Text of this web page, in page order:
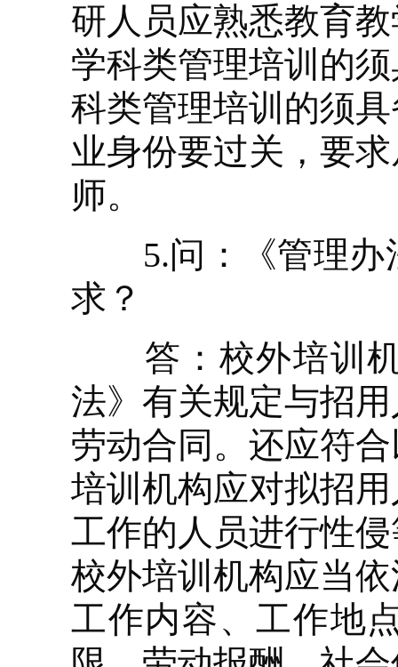
研人员应熟悉教育
学科类管理培训的
科类管理培训的须
业身份要过关，要
师。
5.问：《管理办
求？
答：校外培训机
法》有关规定与招
劳动合同。还应符
培训机构应对拟招
工作的人员进行性
校外培训机构应当
工作内容、工作地